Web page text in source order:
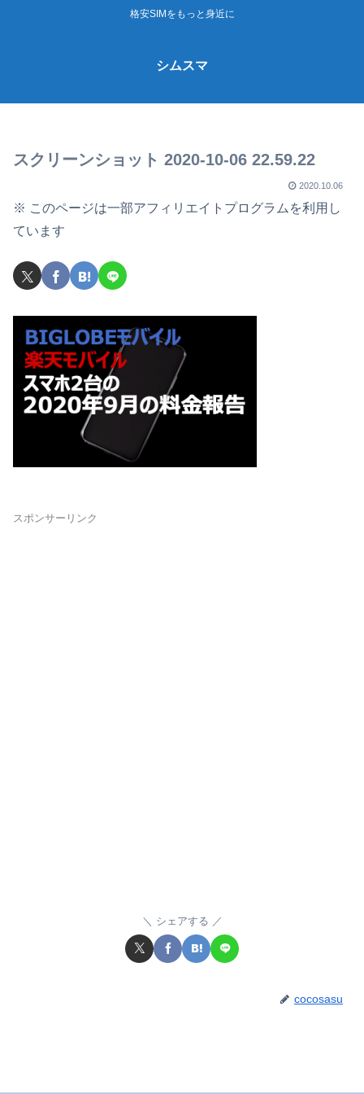
格安SIMをもっと身近に
シムスマ
スクリーンショット 2020-10-06 22.59.22
2020.10.06
※ このページは一部アフィリエイトプログラムを利用し
ています
スポンサーリンク
シェアする
cocosasu